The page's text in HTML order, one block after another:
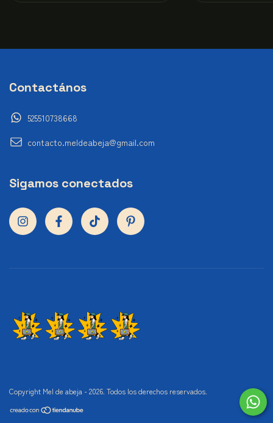
Contactános
525510738668
contacto.meldeabeja@gmail.com
Sigamos conectados
Copyright Mel de abeja - 2026. Todos los derechos reservados.